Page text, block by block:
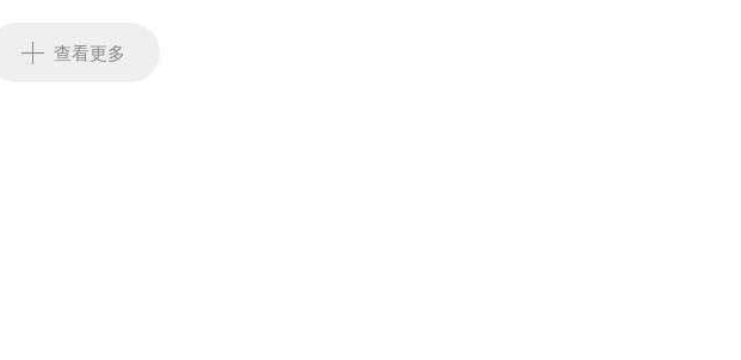
長，不僅有助於提升產品結構與附加價值，也進一步帶動整體營運良好動能。
查看更多